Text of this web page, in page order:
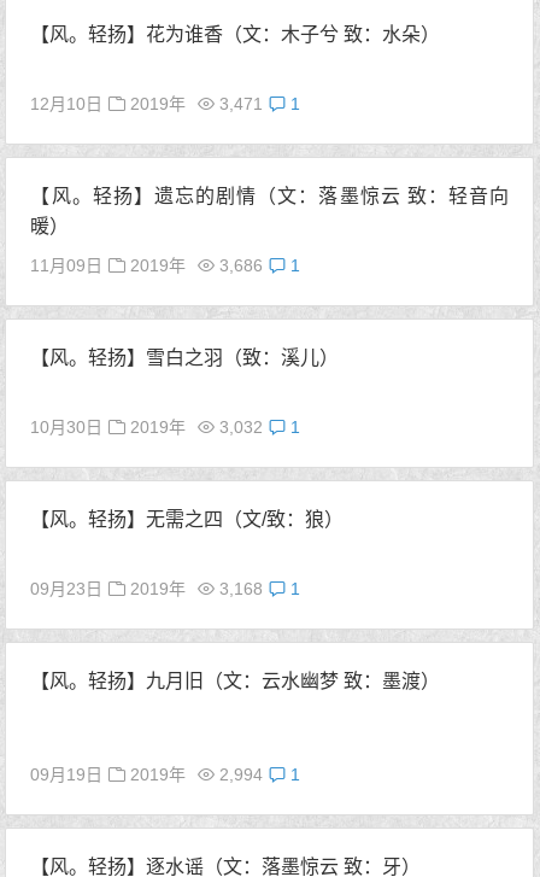
【风。轻扬】花为谁香（文：木子兮 致：水朵）
12月10日 2019年 3,471 1
【风。轻扬】遗忘的剧情（文：落墨惊云 致：轻音向
暖）
11月09日 2019年 3,686 1
【风。轻扬】雪白之羽（致：溪儿）
10月30日 2019年 3,032 1
【风。轻扬】无需之四（文/致：狼）
09月23日 2019年 3,168 1
【风。轻扬】九月旧（文：云水幽梦 致：墨渡）
09月19日 2019年 2,994 1
【风。轻扬】逐水谣（文：落墨惊云 致：牙）